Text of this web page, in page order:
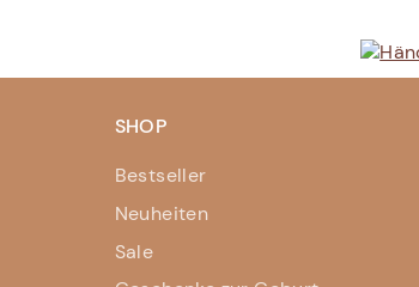
SHOP
Bestseller
Neuheiten
Sale